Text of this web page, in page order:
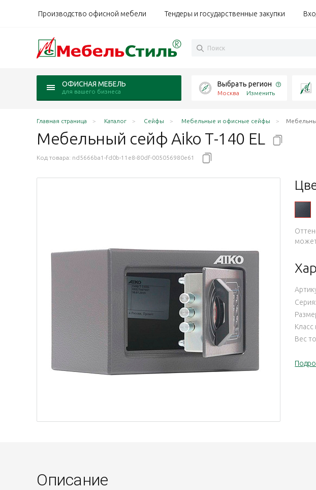
Производство офисной мебели Тендеры и государственные закупки
ОФИСНАЯ МЕБЕЛЬ
для вашего бизнеса
Выбрать регион
Москва Изменить
Главная страница Каталог Сейфы Мебельные и офисные сейфы
Мебельный сейф Aiko Т-140 EL
Код товара: nd5666ba1-fd0b-11e8-80df-005056980e61
Вес
Описание